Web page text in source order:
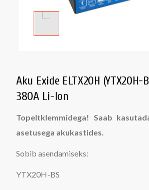
Aku Exide ELTX20H (YTX20H-
380A Li-Ion
Topeltklemmidega! Saab
asetusega akukastides.
Sobib asendamiseks:
YTX20H-BS